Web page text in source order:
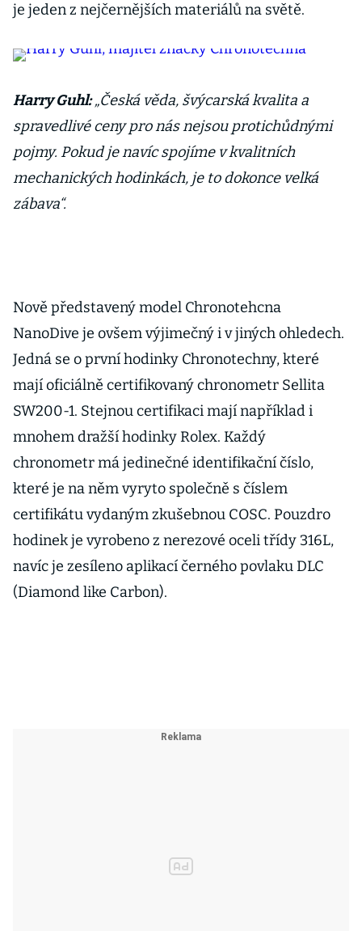
je jeden z nejčernějších materiálů na světě.
Harry Guhl:„Česká věda, švýcarská kvalita a
spravedlivé ceny pro nás nejsou protichůdnými
pojmy. Pokud je navíc spojíme v kvalitních
mechanických hodinkách, je to dokonce velká
zábava“.
Nově představený model Chronotehcna
NanoDive je ovšem výjimečný i v jiných ohledech.
Jedná se o první hodinky Chronotechny, které
mají oficiálně certifikovaný chronometr Sellita
SW200-1. Stejnou certifikaci mají například i
mnohem dražší hodinky Rolex. Každý
chronometr má jedinečné identifikační číslo,
které je na něm vyryto společně s číslem
certifikátu vydaným zkušebnou COSC. Pouzdro
hodinek je vyrobeno z nerezové oceli třídy 316L,
navíc je zesíleno aplikací černého povlaku DLC
(Diamond like Carbon).